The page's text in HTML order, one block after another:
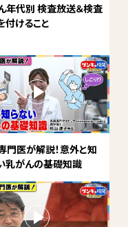
年代別 検査放送＆検査
付けること
門医が解説！意外と知
乳がんの基礎知識